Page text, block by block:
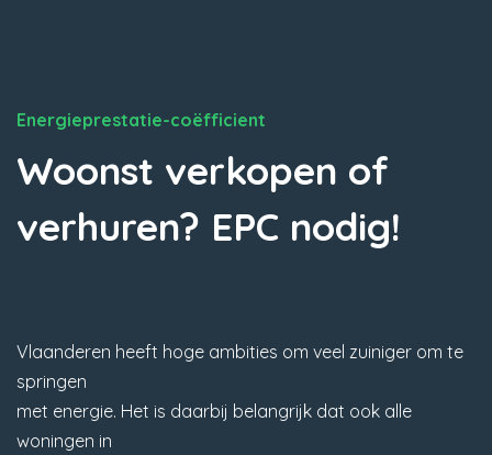
Energieprestatie-coëfficient
Woonst verkopen of
verhuren? EPC nodig!
Vlaanderen heeft hoge ambities om veel zuiniger om te
springen
met energie. Het is daarbij belangrijk dat ook alle
woningen in